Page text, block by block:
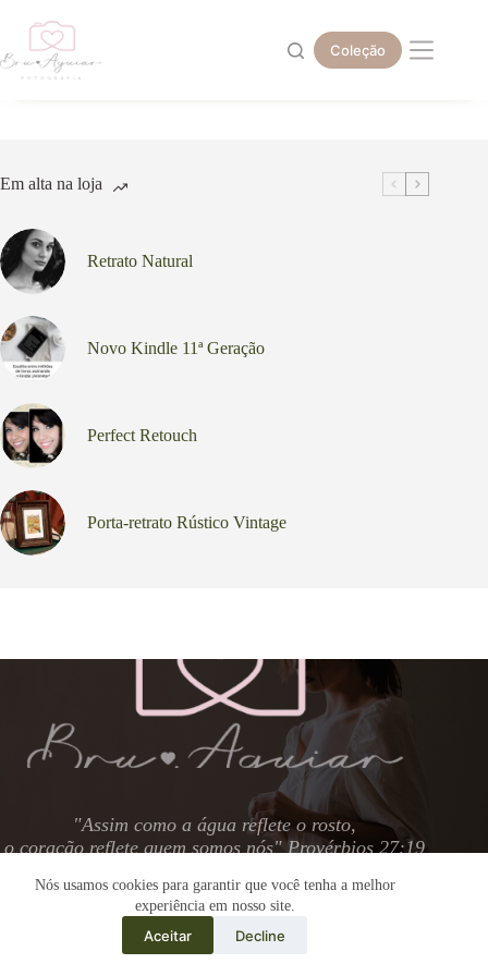
conteúdo
Nós usamos cookies para garantir que você tenha a melhor
experiência em nosso site.
Aceitar Decline
Coleção
Em alta na loja
Retrato Natural
Novo Kindle 11ª Geração
Perfect Retouch
Porta-retrato Rústico Vintage
"Assim como a água reflete o rosto,
o coração reflete quem somos nós" Provérbios 27:19